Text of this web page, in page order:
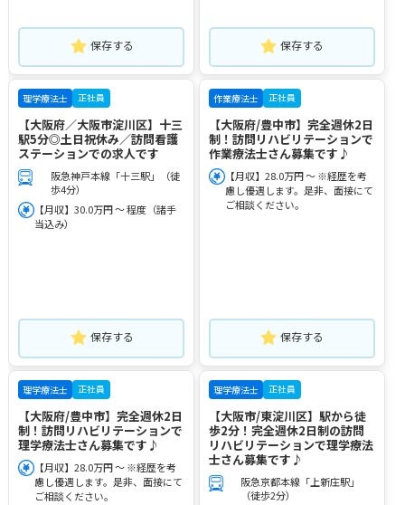
保存する 保存する
理学療法士 正社員
【大阪府／大阪市淀川区】十三
駅5分◎土日祝休み／訪問看護
ステーションでの求人です
阪急神戸本線「十三駅」（徒
歩4分）
【月収】30.0万円 ～ 程度（諸手
当込み）
保存する
作業療法士 正社員
【大阪府/豊中市】完全週休2日
制！訪問リハビリテーションで
作業療法士さん募集です♪
【月収】28.0万円 ～ ※経歴を考
慮し優遇します。是非、面接にて
ご相談ください。
保存する
理学療法士 正社員
【大阪府/豊中市】完全週休2日
制！訪問リハビリテーションで
理学療法士さん募集です♪
【月収】28.0万円 ～ ※経歴を考
慮し優遇します。是非、面接にて
ご相談ください。
理学療法士 正社員
【大阪市/東淀川区】駅から徒
歩2分！完全週休2日制の訪問
リハビリテーションで理学療法
士さん募集です♪
阪急京都本線「上新庄駅」
（徒歩2分）